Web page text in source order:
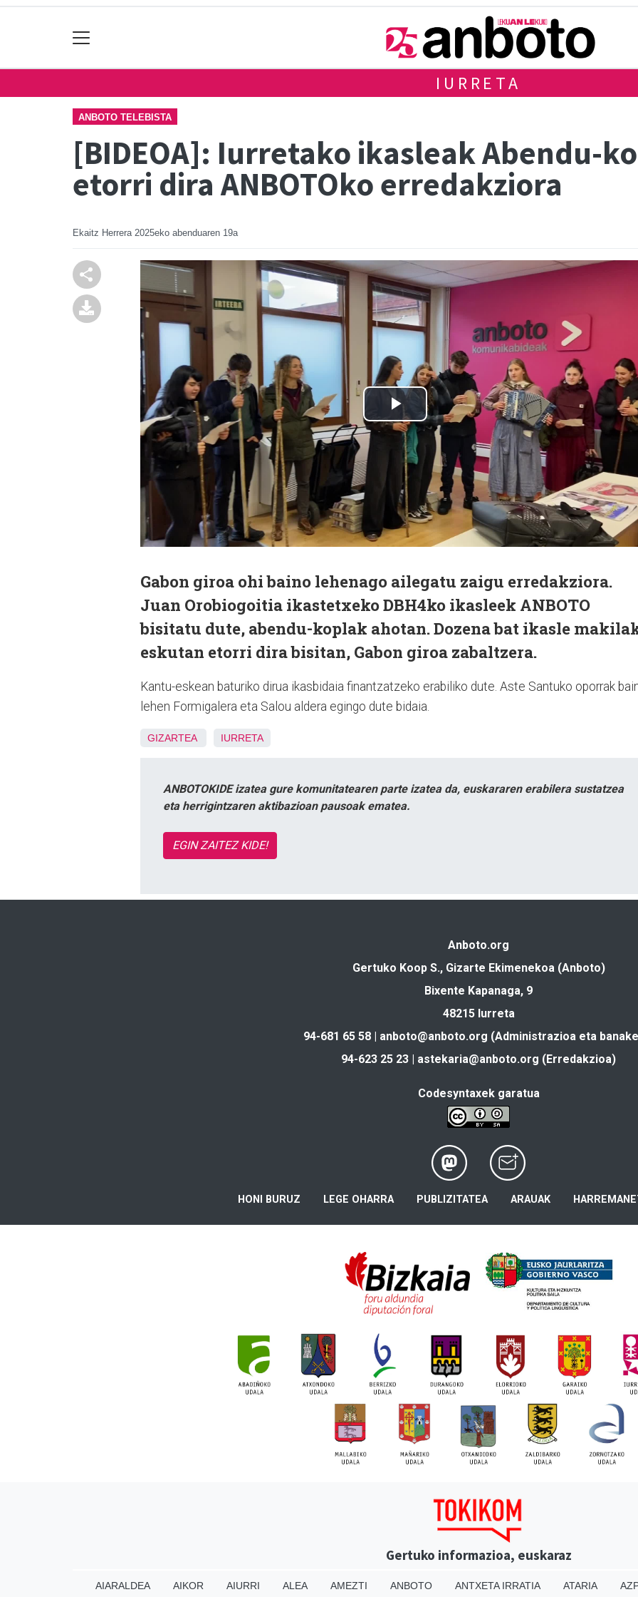
IURRETA
ANBOTO TELEBISTA
[BIDEOA]: Iurretako ikasleak Abendu-
etorri dira ANBOTOko erredakziora
Ekaitz Herrera 2025eko abenduaren 19a
Gabon giroa ohi baino lehenago ailegatu zaigu erredakziora.
Juan Orobiogoitia ikastetxeko DBH4ko ikasleek ANBOTO
bisitatu dute, abendu-koplak ahotan. Dozena bat ikasle
eskutan etorri dira bisitan, Gabon giroa zabaltzera.
Kantu-eskean baturiko dirua ikasbidaia finantzatzeko erabiliko dute. Aste Santuko oporrak
lehen Formigalera eta Salou aldera egingo dute bidaia.
GIZARTEA IURRETA
ANBOTOKIDE izatea gure komunitatearen parte izatea da, euskararen erabilera sustatzea
eta herrigintzaren aktibazioan pausoak ematea.
EGIN ZAITEZ KIDE!
Anboto.org
Gertuko Koop S., Gizarte Ekimenekoa (Anboto)
Bixente Kapanaga, 9
48215 Iurreta
94-681 65 58 | anboto@anboto.org (Administrazioa eta
94-623 25 23 | astekaria@anboto.org (Erredakzioa)
Codesyntaxek garatua
HONI BURUZ LEGE OHARRA PUBLIZITATEA ARAUAK
Gertuko informazioa, euskaraz
AIARALDEA AIKOR AIURRI ALEA AMEZTI ANBOTO ANTXETA IRRATIA ATARIA